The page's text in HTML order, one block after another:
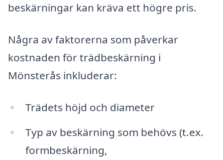
beskärningar kan kräva ett högre pris.
Några av faktorerna som påverkar
kostnaden för trädbeskärning i
Mönsterås inkluderar:
Trädets höjd och diameter
Typ av beskärning som behövs (t.ex.
formbeskärning,